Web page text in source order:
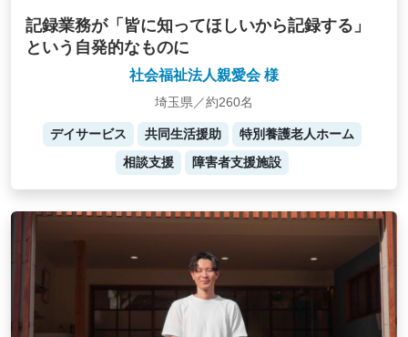
記録業務が「皆に知ってほしいから記録する」
という自発的なものに
社会福祉法人親愛会 様
埼玉県／約260名
デイサービス 共同生活援助
特別養護老人ホーム
相談支援
障害者支援施設